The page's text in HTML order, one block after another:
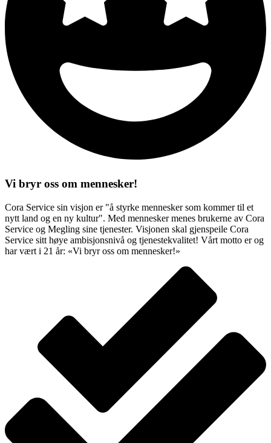
Vi bryr oss om mennesker!
Cora Service sin visjon er "å styrke mennesker som kommer til et
nytt land og en ny kultur". Med mennesker menes brukerne av Cora
Service og Megling sine tjenester. Visjonen skal gjenspeile Cora
Service sitt høye ambisjonsnivå og tjenestekvalitet! Vårt motto er og
har vært i 21 år: «Vi bryr oss om mennesker!»